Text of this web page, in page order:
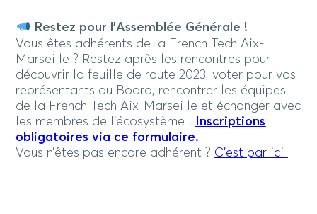
Restez pour l’Assemblée Générale !
Vous êtes adhérents de la French Tech Aix-
Marseille ? Restez après les rencontres pour
découvrir la feuille de route 2023, voter pour vos
représentants au Board, rencontrer les équipes
de la French Tech Aix-Marseille et échanger avec
les membres de l’écosystème !
Inscriptions
obligatoires via ce formulaire.
Vous n’êtes pas encore adhérent ? C’est par ici